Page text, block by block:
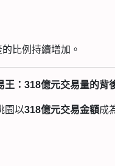
比例持續增加。
王：318億元交易量的背
園以318億元交易金額成